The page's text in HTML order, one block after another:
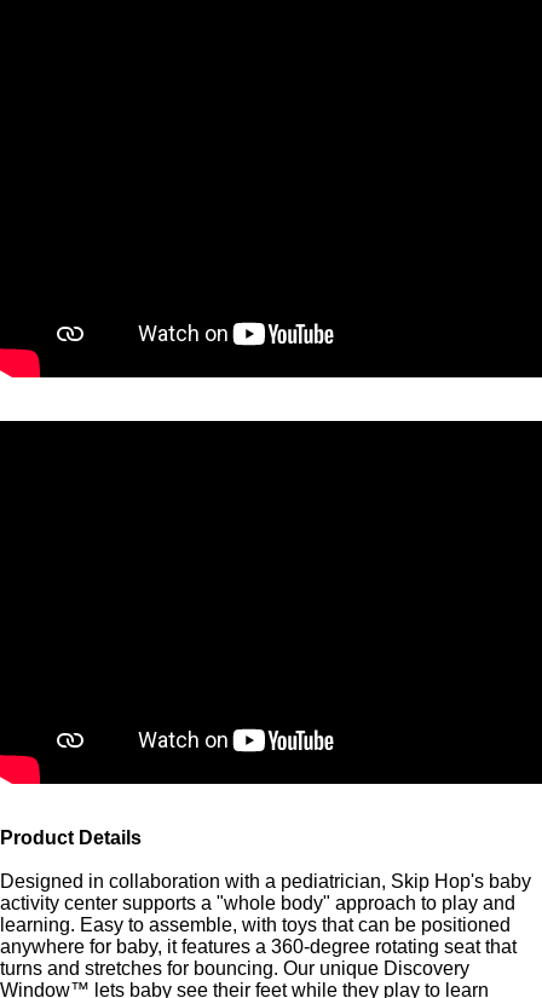
Product Details
Designed in collaboration with a pediatrician, Skip Hop's baby
activity center supports a "whole body" approach to play and
learning. Easy to assemble, with toys that can be positioned
anywhere for baby, it features a 360-degree rotating seat that
turns and stretches for bouncing. Our unique Discovery
Window™ lets baby see their feet while they play to learn